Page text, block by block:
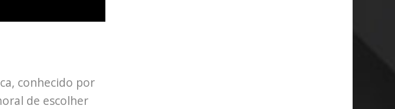
conhecido por
de escolher